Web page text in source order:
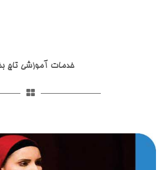
خدمات آموزشی تاج